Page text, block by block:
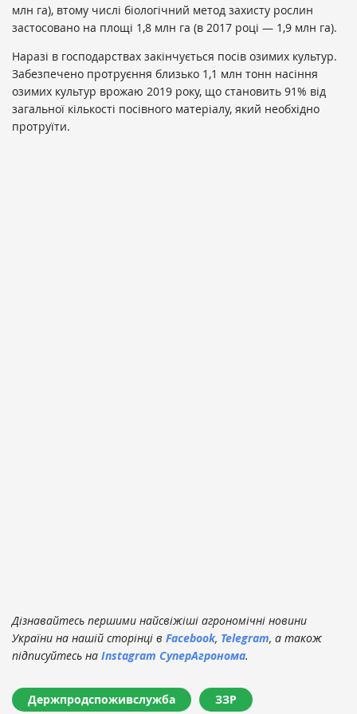
млн га), втому числі біологічний метод захисту рослин
застосовано на площі 1,8 млн га (в 2017 році — 1,9 млн га).
Наразі в господарствах закінчується посів озимих культур.
Забезпечено протруєння близько 1,1 млн тонн насіння
озимих культур врожаю 2019 року, що становить 91% від
загальної кількості посівного матеріалу, який необхідно
протруїти.
Дізнавайтесь першими найсвіжіші агрономічні новини
України на нашій сторінці в Facebook, Telegram, а також
підписуйтесь на Instagram СуперАгронома.
Держпродспоживслужба ЗЗР